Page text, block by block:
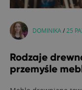
DOMINIKA / 25
Rodzaje
przemyśle